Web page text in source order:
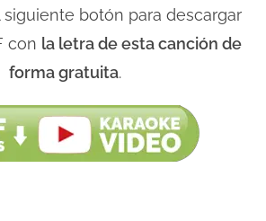
botón para descargar
con la letra de esta canción de
forma gratuita.